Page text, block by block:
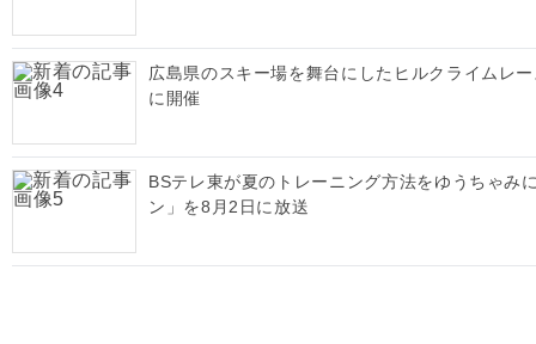
広島県のスキー場を舞台にしたヒルクライムレ
に開催
BSテレ東が夏のトレーニング方法をゆうちゃみ
ン」を8月2日に放送